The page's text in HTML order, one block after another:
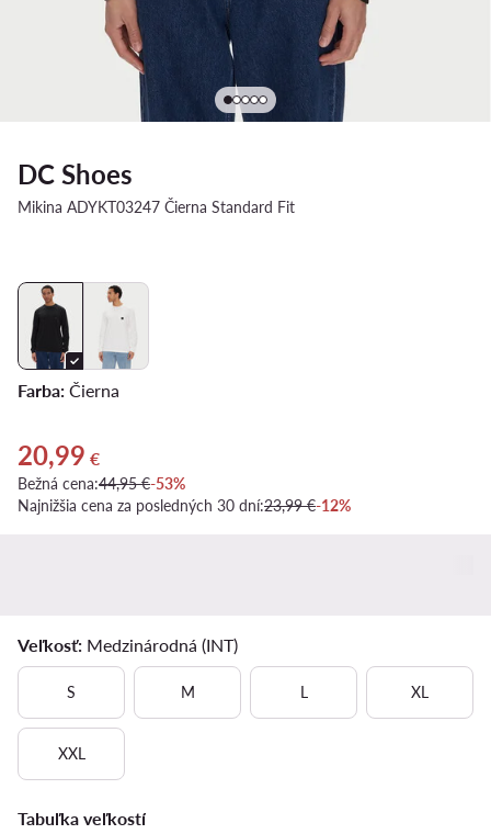
DC Shoes
Mikina ADYKT03247 Čierna Standard Fit
Farba: Čierna
Aktuálna cena 20,99 €
20,99 €
Bežná cena:44,95 €-53%
Najnižšia cena za posledných 30 dní:23,99 €-12%
Veľkosť: Medzinárodná (INT)
S M L XL
XXL
Tabuľka veľkostí